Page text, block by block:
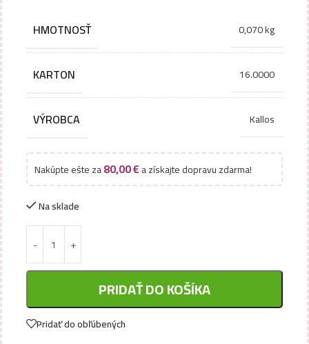
HMOTNOSŤ 0,070 kg
KARTON 16.0000
VÝROBCA Kallos
Nakúpte ešte za80,00€a získajte dopravu zdarma!
Na sklade
PRIDAŤ DO KOŠÍKA
Pridať do obľúbených